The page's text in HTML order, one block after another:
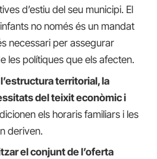
d’estiu del seu municipi. El
no només és un mandat
necessari per assegurar
les polítiques que els afecten.
territorial, la
del teixit econòmic i
els horaris familiars i les
deriven.
el conjunt de l’oferta